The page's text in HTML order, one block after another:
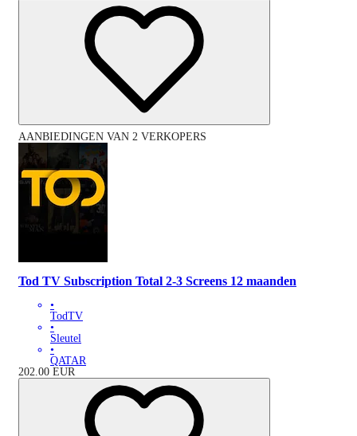
AANBIEDINGEN VAN 2 VERKOPERS
Tod TV Subscription Total 2-3 Screens 12 maanden
•
TodTV
•
Sleutel
•
QATAR
202.00 EUR